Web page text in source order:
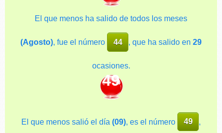
El que menos ha salido de todos los meses
(Agosto), fue el número 44 , que ha salido en 29
ocasiones.
49
El que menos salió el día(09) , es el número 49